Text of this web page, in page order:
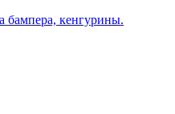
бампера, кенгурины.